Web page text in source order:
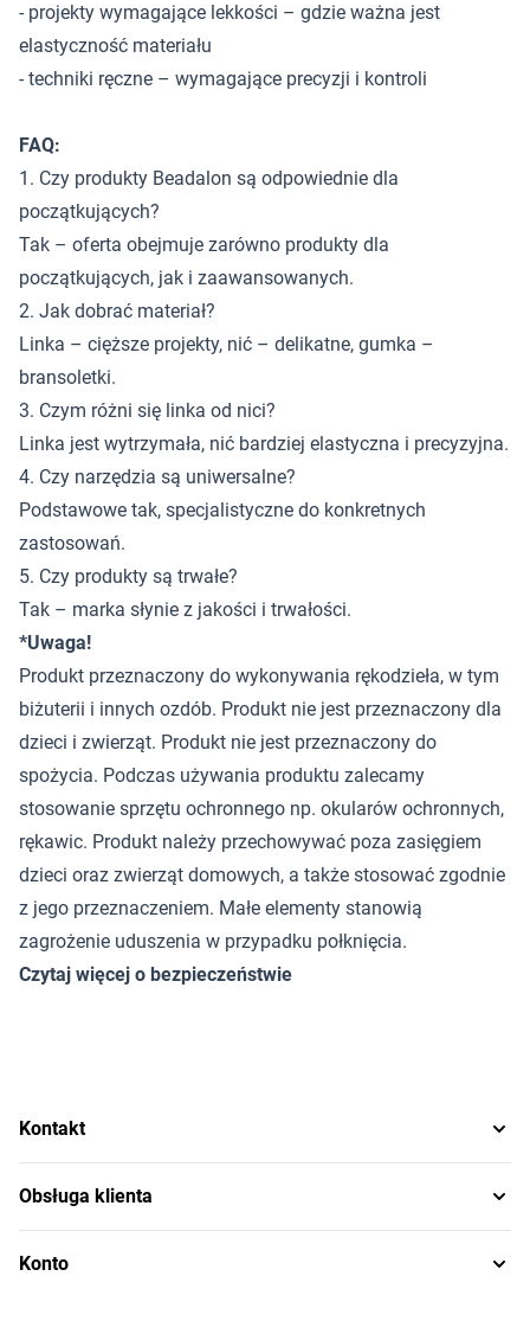
- projekty wymagające lekkości – gdzie ważna jest
elastyczność materiału
- techniki ręczne – wymagające precyzji i kontroli
FAQ:
1. Czy produkty Beadalon są odpowiednie dla
początkujących?
Tak – oferta obejmuje zarówno produkty dla
początkujących, jak i zaawansowanych.
2. Jak dobrać materiał?
Linka – cięższe projekty, nić – delikatne, gumka –
bransoletki.
3. Czym różni się linka od nici?
Linka jest wytrzymała, nić bardziej elastyczna i precyzyjna.
4. Czy narzędzia są uniwersalne?
Podstawowe tak, specjalistyczne do konkretnych
zastosowań.
5. Czy produkty są trwałe?
Tak – marka słynie z jakości i trwałości.
*Uwaga!
Produkt przeznaczony do wykonywania rękodzieła, w tym
biżuterii i innych ozdób. Produkt nie jest przeznaczony dla
dzieci i zwierząt. Produkt nie jest przeznaczony do
spożycia. Podczas używania produktu zalecamy
stosowanie sprzętu ochronnego np. okularów ochronnych,
rękawic. Produkt należy przechowywać poza zasięgiem
dzieci oraz zwierząt domowych, a także stosować zgodnie
z jego przeznaczeniem. Małe elementy stanowią
zagrożenie uduszenia w przypadku połknięcia.
Czytaj więcej o bezpieczeństwie
Kontakt
Obsługa klienta
Konto